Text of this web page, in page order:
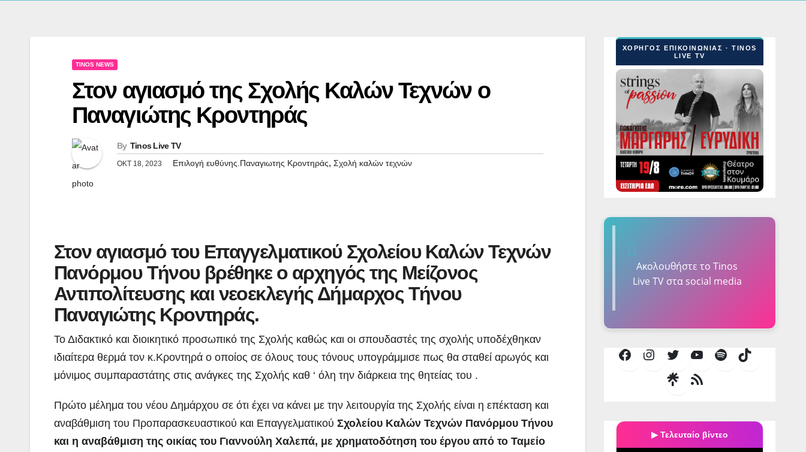
TINOS NEWS
Στον αγιασμό της Σχολής Καλών Τεχνών ο
Παναγιώτης Κροντηράς
By Tinos Live TV
ΟΚΤ 18, 2023 Επιλογή ευθύνης.Παναγιωτης Κροντηράς, Σχολή καλών τεχνών
Στον αγιασμό του Επαγγελματικού Σχολείου Καλών Τεχνών
Πανόρμου Τήνου βρέθηκε ο αρχηγός της Μείζονος
Αντιπολίτευσης και νεοεκλεγής Δήμαρχος Τήνου
Παναγιώτης Κροντηράς.
Το Διδακτικό και διοικητικό προσωπικό της Σχολής καθώς και οι σπουδαστές της σχολής υποδέχθηκαν
ιδιαίτερα θερμά τον κ.Κροντηρά ο οποίος σε όλους τους τόνους υπογράμμισε πως θα σταθεί αρωγός και
μόνιμος συμπαραστάτης στις ανάγκες της Σχολής καθ ‘ όλη την διάρκεια της θητείας του .
Πρώτο μέλημα του νέου Δημάρχου σε ότι έχει να κάνει με την λειτουργία της Σχολής είναι η επέκταση και
αναβάθμιση του Προπαρασκευαστικού και Επαγγελματικού Σχολείου Καλών Τεχνών Πανόρμου Τήνου
και η αναβάθμιση της οικίας του Γιαννούλη Χαλεπά, με χρηματοδότηση του έργου από το Ταμείο
ΧΟΡΗΓΟΣ ΕΠΙΚΟΙΝΩΝΙΑΣ · TINOS
LIVE TV
Ακολουθήστε τo Tinos
Live TV στα social media
FacebookInstagramTwitterYouTubeSpotifyTikTok
Τροφοδοσία
▶ Τελευταίο βίντεο